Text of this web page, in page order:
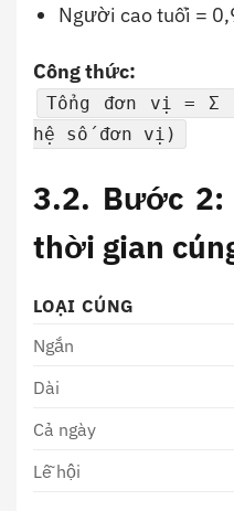
Người cao tuổi =
Công thức:
Tổng đơn vị = Σ
hệ số đơn vị)
3.2. Bước 2:
thời gian
LOẠI CÚNG
Ngắn
Dài
Cả ngày
Lễ hội